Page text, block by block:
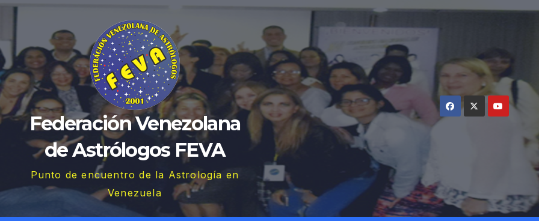
Federación Venezolana
de Astrólogos FEVA
Punto de encuentro de la Astrología en
Venezuela